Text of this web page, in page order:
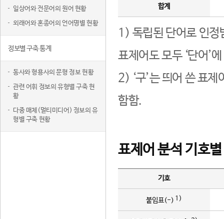
일상어와 전문어의 원어 현황
외래어와 혼종어의 언어명별 현황
정보별 구축 통계
동사와 형용사의 문형 정보 현황
관련 어휘 정보의 유형별 구축 현
황
다중 매체(멀티미디어) 정보의 유
형별 구축 현황
합계
1) 독립된 단어로 인정
표제어도 모두 ‘단어’
2) ‘구’는 띄어 쓴 표
함함.
표제어 분석 기호
기호
붙임표(-) 1)